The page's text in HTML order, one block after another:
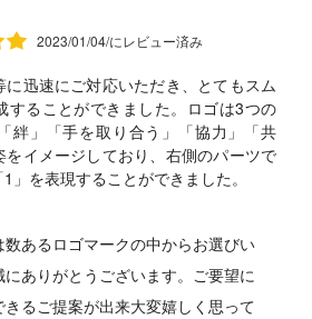
2023/01/04/にレビュー済み
迅速にご対応いただき、とてもスム
することができました。ロゴは3つの
絆」「手を取り合う」「協力」「共
イメージしており、右側のパーツで
」を表現することができました。
数あるロゴマークの中からお選びい
にありがとうございます。ご要望に
きるご提案が出来大変嬉しく思って